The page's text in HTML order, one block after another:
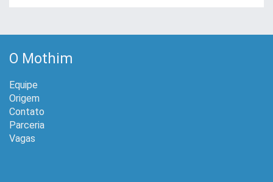
O Mothim
Equipe
Origem
Contato
Parceria
Vagas